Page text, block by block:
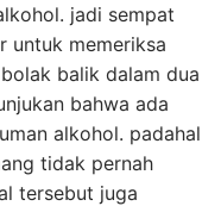
jadi sempat
untuk memeriksa
balik dalam dua
bahwa ada
alkohol. padahal
tidak pernah
tersebut juga